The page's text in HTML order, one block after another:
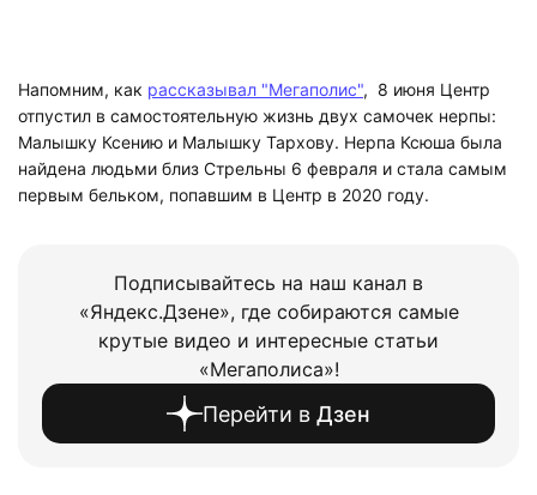
Напомним, как рассказывал "Мегаполис", 8 июня Центр
отпустил в самостоятельную жизнь двух самочек нерпы:
Малышку Ксению и Малышку Тархову. Нерпа Ксюша была
найдена людьми близ Стрельны 6 февраля и стала самым
первым бельком, попавшим в Центр в 2020 году.
Подписывайтесь на наш канал в
«Яндекс.Дзене», где собираются самые
крутые видео и интересные статьи
«Мегаполиса»!
Перейти в Дзен